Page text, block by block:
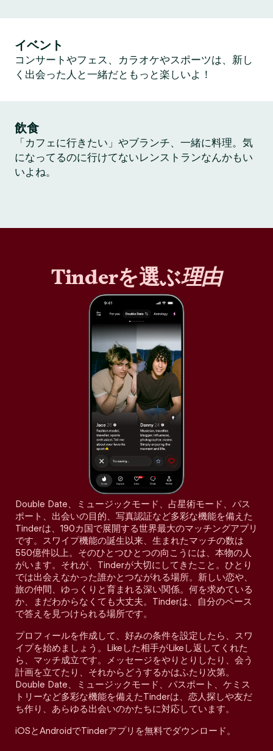
イベント
コンサートやフェス、カラオケやスポーツは、新し
く出会った人と一緒だともっと楽しいよ！
飲食
「カフェに行きたい」やブランチ、一緒に料理。気
になってるのに行けてないレンストランなんかもい
いよね。
Tinderを選ぶ理由
Double Date、ミュージックモード、占星術モード、パス
ポート、出会いの目的、写真認証など多彩な機能を備えた
Tinderは、190カ国で展開する世界最大のマッチングアプリ
です。スワイプ機能の誕生以来、生まれたマッチの数は
550億件以上。そのひとつひとつの向こうには、本物の人
がいます。それが、Tinderが大切にしてきたこと。ひとり
では出会えなかった誰かとつながれる場所。新しい恋や、
旅の仲間、ゆっくりと育まれる深い関係。何を求めている
か、まだわからなくても大丈夫。Tinderは、自分のペース
で答えを見つけられる場所です。
プロフィールを作成して、好みの条件を設定したら、スワ
イプを始めましょう。Likeした相手がLikeし返してくれた
ら、マッチ成立です。メッセージをやりとりしたり、会う
計画を立てたり、それからどうするかはふたり次第。
Double Date、ミュージックモード、パスポート、ケミス
トリーなど多彩な機能を備えたTinderは、恋人探しや友だ
ち作り、あらゆる出会いのかたちに対応しています。
iOSとAndroidでTinderアプリを無料でダウンロード。